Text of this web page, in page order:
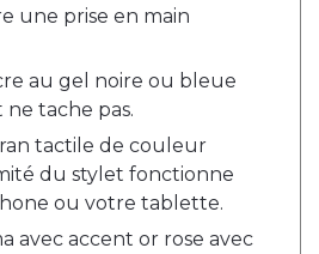
une prise en main
au gel noire ou bleue
ne tache pas.
tactile de couleur
du stylet fonctionne
ou votre tablette.
avec accent or rose avec